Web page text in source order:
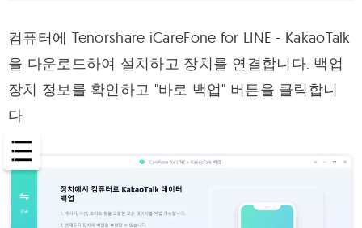
컴퓨터에 Tenorshare iCareFone for LINE - KakaoTalk
을 다운로드하여 설치하고 장치를 연결합니다. 백업
장치 정보를 확인하고 "바로 백업" 버튼을 클릭합니
다.